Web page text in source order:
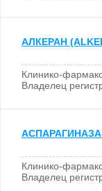
АЛКЕРАН
Клинико-
Владелец
АСПАРАГИНАЗА
Клинико-
Владелец